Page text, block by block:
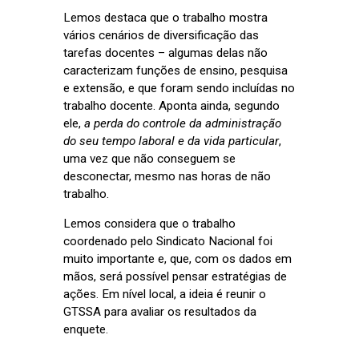
Lemos destaca que o trabalho mostra
vários cenários de diversificação das
tarefas docentes – algumas delas não
caracterizam funções de ensino, pesquisa
e extensão, e que foram sendo incluídas no
trabalho docente. Aponta ainda, segundo
ele, a perda do controle da administração
do seu tempo laboral e da vida particular,
uma vez que não conseguem se
desconectar, mesmo nas horas de não
trabalho.
Lemos considera que o trabalho
coordenado pelo Sindicato Nacional foi
muito importante e, que, com os dados em
mãos, será possível pensar estratégias de
ações. Em nível local, a ideia é reunir o
GTSSA para avaliar os resultados da
enquete.